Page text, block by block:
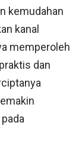
kemudahan
kanal
memperoleh
dan